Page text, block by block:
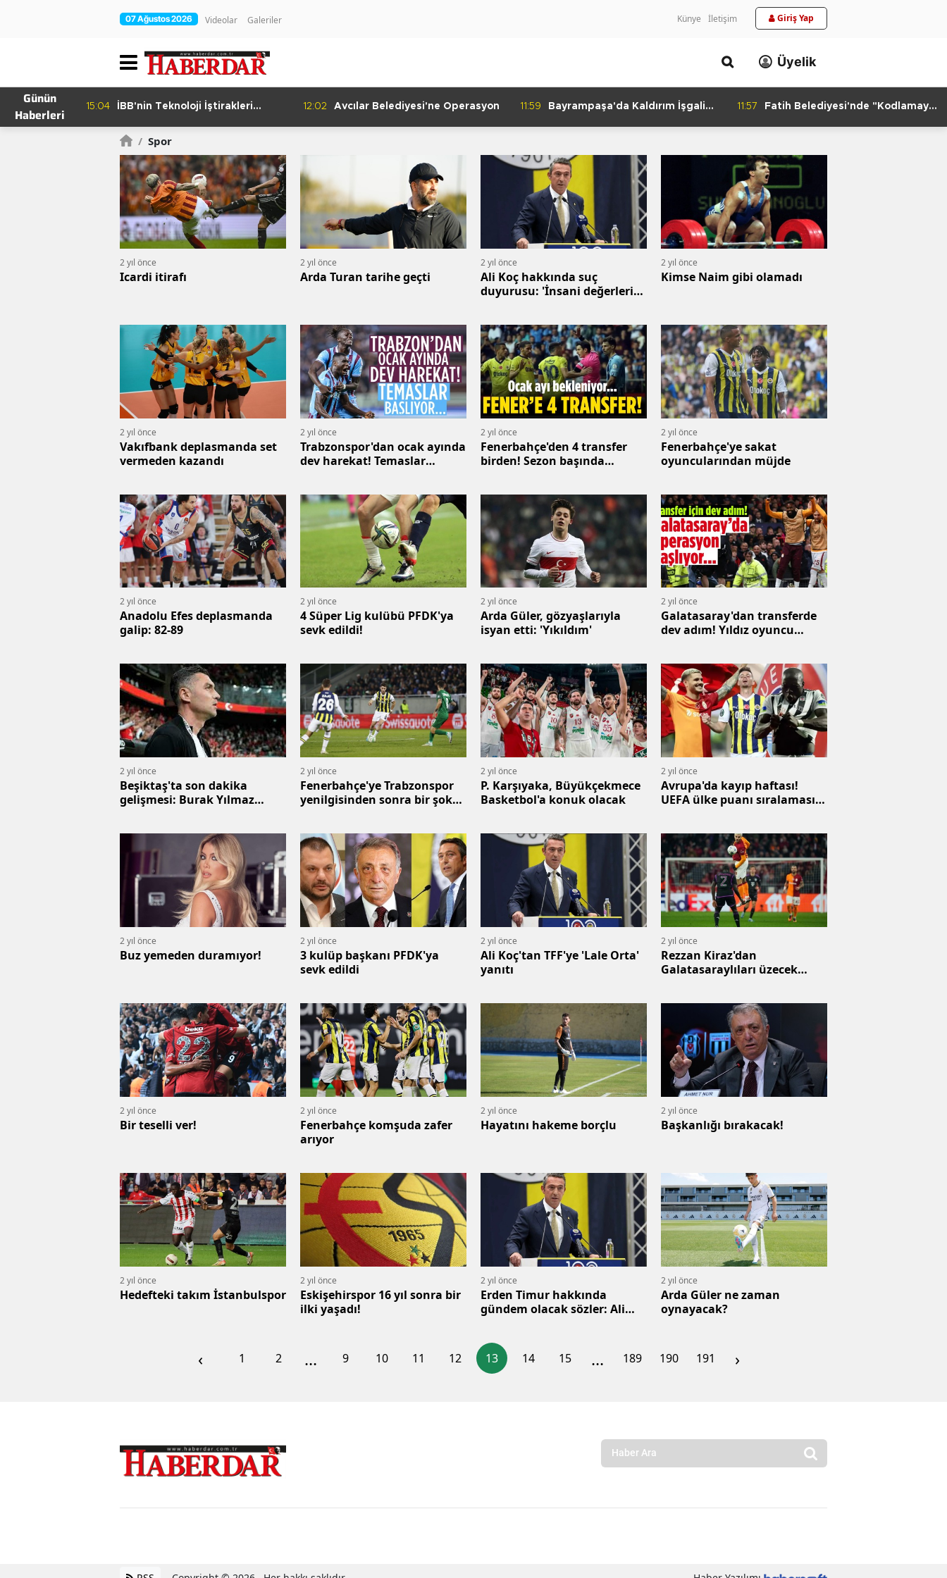
07 Ağustos 2026 Videolar Galeriler Künye İletişim Giriş Yap
Üyelik
Günün
Haberleri
Bamyası
15:04
İBB'nin Teknoloji İştirakleri
12:02 Avcılar Belediyesi'ne Operasyon 11:59
Bayrampaşa'da Kaldırım İşgali
11:57
Fatih Belediyesi'nde "Kodlamaya
/ Spor
2 yıl önce
Icardi itirafı
2 yıl önce
Arda Turan tarihe geçti
2 yıl önce
Ali Koç hakkında suç
duyurusu: 'İnsani değerleri
2 yıl önce
Kimse Naim gibi olamadı
2 yıl önce
Vakıfbank deplasmanda set
vermeden kazandı
2 yıl önce
Trabzonspor'dan ocak ayında
dev harekat! Temaslar
2 yıl önce
Fenerbahçe'den 4 transfer
birden! Sezon başında
2 yıl önce
Fenerbahçe'ye sakat
oyuncularından müjde
2 yıl önce
Anadolu Efes deplasmanda
galip: 82-89
2 yıl önce
4 Süper Lig kulübü PFDK'ya
sevk edildi!
2 yıl önce
Arda Güler, gözyaşlarıyla
isyan etti: 'Yıkıldım'
2 yıl önce
Galatasaray'dan transferde
dev adım! Yıldız oyuncu
2 yıl önce
Beşiktaş'ta son dakika
gelişmesi: Burak Yılmaz
2 yıl önce
Fenerbahçe'ye Trabzonspor
yenilgisinden sonra bir şok
2 yıl önce
P. Karşıyaka, Büyükçekmece
Basketbol'a konuk olacak
2 yıl önce
Avrupa'da kayıp haftası!
UEFA ülke puanı sıralaması
2 yıl önce
Buz yemeden duramıyor!
2 yıl önce
3 kulüp başkanı PFDK'ya
sevk edildi
2 yıl önce
Ali Koç'tan TFF'ye 'Lale Orta'
yanıtı
2 yıl önce
Rezzan Kiraz'dan
Galatasaraylıları üzecek
2 yıl önce
Bir teselli ver!
2 yıl önce
Fenerbahçe komşuda zafer
arıyor
2 yıl önce
Hayatını hakeme borçlu
2 yıl önce
Başkanlığı bırakacak!
2 yıl önce
Hedefteki takım İstanbulspor
2 yıl önce
Eskişehirspor 16 yıl sonra bir
ilki yaşadı!
2 yıl önce
Erden Timur hakkında
gündem olacak sözler: Ali
2 yıl önce
Arda Güler ne zaman
oynayacak?
‹ 1 2 ... 9 10 11 12 13 14 15 ... 189 190 191 ›